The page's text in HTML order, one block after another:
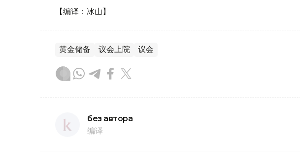
【编译：冰山】
黄金储备 议会上院 议会
без автора
编译